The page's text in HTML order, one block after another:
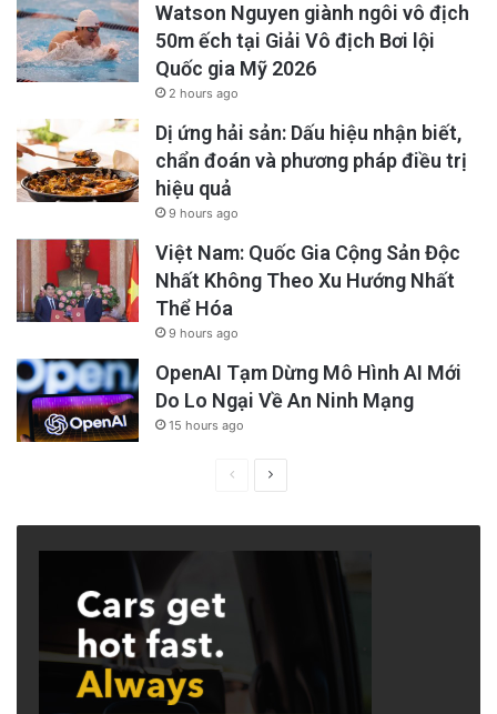
Watson Nguyen giành ngôi vô địch
50m ếch tại Giải Vô địch Bơi lội
Quốc gia Mỹ 2026
2 hours ago
Dị ứng hải sản: Dấu hiệu nhận biết,
chẩn đoán và phương pháp điều trị
hiệu quả
9 hours ago
Việt Nam: Quốc Gia Cộng Sản Độc
Nhất Không Theo Xu Hướng Nhất
Thể Hóa
9 hours ago
OpenAI Tạm Dừng Mô Hình AI Mới
Do Lo Ngại Về An Ninh Mạng
15 hours ago
PreviousNext